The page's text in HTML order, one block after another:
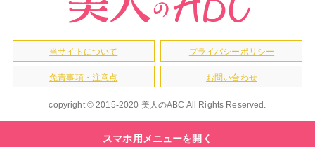
当サイトについて プライバシーポリシー
免責事項・注意点 お問い合わせ
copyright © 2015-2020 美人のABC All Rights Reserved.
スマホ用メニューを開く